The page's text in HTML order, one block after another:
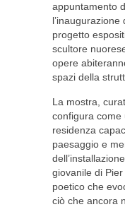
appuntamento
l’inaugurazione
progetto
scultore
opere
spazi della
La mostra,
configura come
residenza
paesaggio e
giovanile di
poetico che
ciò che ancora